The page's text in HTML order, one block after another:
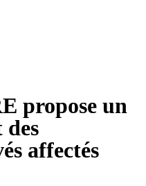
propose un
affectés